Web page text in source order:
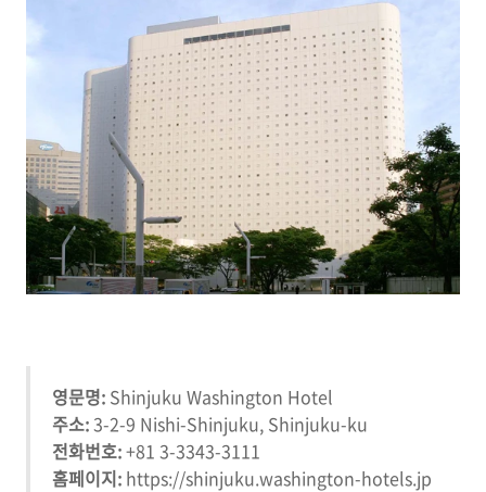
영문명: Shinjuku Washington Hotel
주소:3-2-9 Nishi-Shinjuku, Shinjuku-ku
전화번호:+81 3-3343-3111
홈페이지: https://shinjuku.washington-hotels.jp